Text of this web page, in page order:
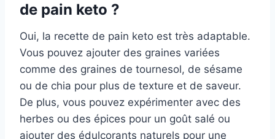
de pain keto ?
Oui, la recette de pain keto est très adaptable.
Vous pouvez ajouter des graines variées
comme des graines de tournesol, de sésame
ou de chia pour plus de texture et de saveur.
De plus, vous pouvez expérimenter avec des
herbes ou des épices pour un goût salé ou
ajouter des édulcorants naturels pour une